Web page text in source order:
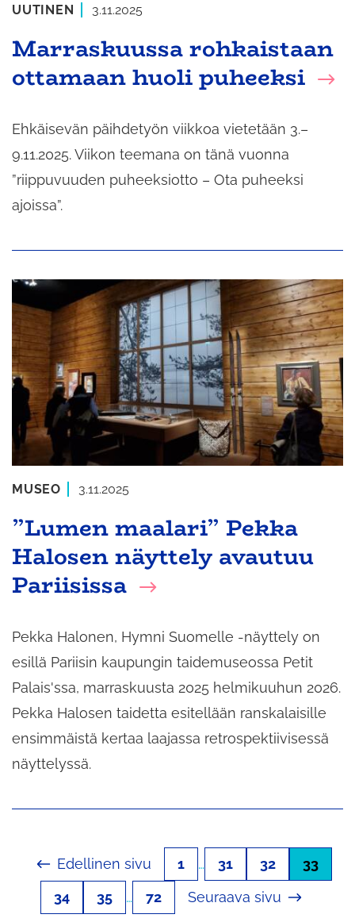
Marraskuussa rohkaistaan
ottamaan huoli puheeksi
UUTINEN 3.11.2025
Ehkäisevän päihdetyön viikkoa vietetään 3.–
9.11.2025. Viikon teemana on tänä vuonna
”riippuvuuden puheeksiotto – Ota puheeksi
ajoissa”.
”Lumen maalari” Pekka
Halosen näyttely avautuu
Pariisissa
MUSEO 3.11.2025
Pekka Halonen, Hymni Suomelle -näyttely on
esillä Pariisin kaupungin taidemuseossa Petit
Palais'ssa, marraskuusta 2025 helmikuuhun 2026.
Pekka Halosen taidetta esitellään ranskalaisille
ensimmäistä kertaa laajassa retrospektiivisessä
näyttelyssä.
Edellinen sivu 1 … 31 32
33
34
35 … 72 Seuraava sivu